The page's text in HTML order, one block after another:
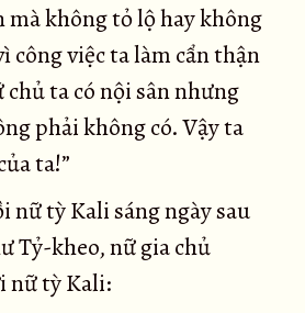
mà không tỏ lộ hay không
công việc ta làm cẩn thận
ta có nội sân nhưng
phải không có. Vậy ta
ta!”
nữ tỳ Kali sáng ngày sau
Tỷ-kheo, nữ gia chủ
nữ tỳ Kali: